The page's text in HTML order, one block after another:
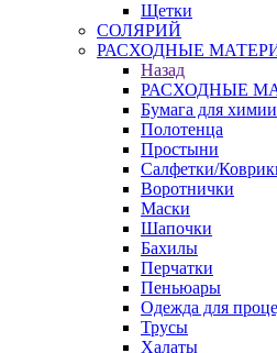
Щетки
СОЛЯРИЙ
РАСХОДНЫЕ
Назад
РАСХОДНЫЕ
Бумага для химии
Полотенца
Простыни
Салфетки/
Воротнички
Маски
Шапочки
Бахилы
Перчатки
Пеньюары
Одежда для
Трусы
Халаты